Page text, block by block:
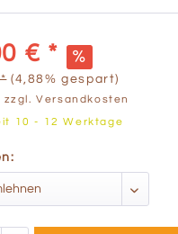
€ *
(4,88% gespart)
zzgl. Versandkosten
10 - 12 Werktage